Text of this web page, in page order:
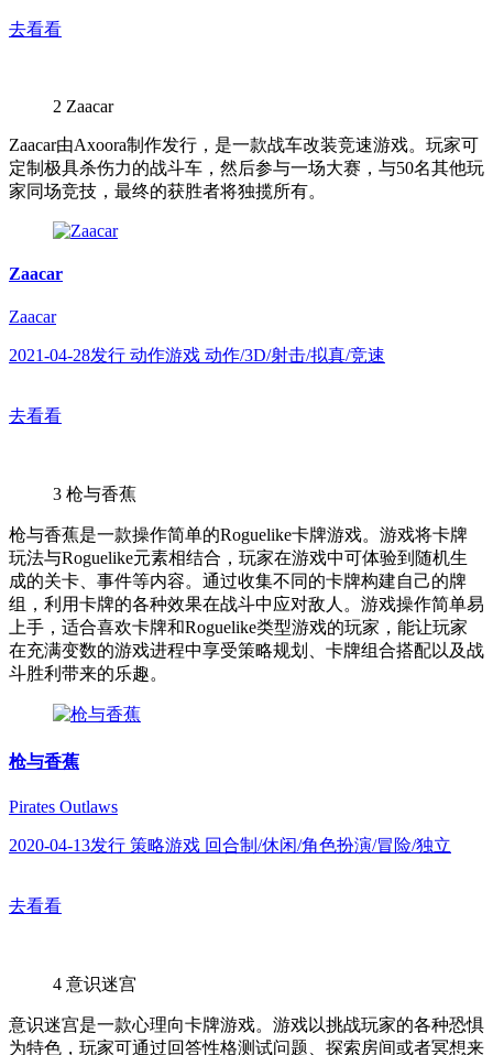
去看看
2 Zaacar
Zaacar由Axoora制作发行，是一款战车改装竞速游戏。玩家可
定制极具杀伤力的战斗车，然后参与一场大赛，与50名其他玩
家同场竞技，最终的获胜者将独揽所有。
Zaacar
Zaacar
2021-04-28发行 动作游戏 动作/3D/射击/拟真/竞速
去看看
3 枪与香蕉
枪与香蕉是一款操作简单的Roguelike卡牌游戏。游戏将卡牌
玩法与Roguelike元素相结合，玩家在游戏中可体验到随机生
成的关卡、事件等内容。通过收集不同的卡牌构建自己的牌
组，利用卡牌的各种效果在战斗中应对敌人。游戏操作简单易
上手，适合喜欢卡牌和Roguelike类型游戏的玩家，能让玩家
在充满变数的游戏进程中享受策略规划、卡牌组合搭配以及战
斗胜利带来的乐趣。
枪与香蕉
Pirates Outlaws
2020-04-13发行 策略游戏 回合制/休闲/角色扮演/冒险/独立
去看看
4 意识迷宫
意识迷宫是一款心理向卡牌游戏。游戏以挑战玩家的各种恐惧
为特色，玩家可通过回答性格测试问题、探索房间或者冥想来